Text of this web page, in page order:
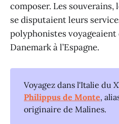
composer. Les souverains,
se disputaient leurs
polyphonistes voyageaient
Danemark à l’Espagne.
Voyagez dans l'Italie du
Philippus de Monte,
originaire de Malines.